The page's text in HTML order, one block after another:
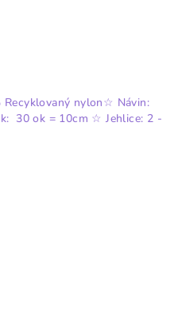
nylon☆ Návin:
30 ok = 10cm ☆ Jehlice: 2 -